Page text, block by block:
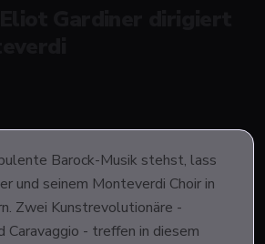
Barock-Musik stehst, lass
und seinem Monteverdi Choir in
Zwei Kunstrevolutionäre -
Caravaggio - treffen in diesem